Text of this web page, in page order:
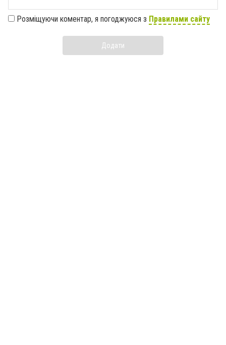
Розміщуючи коментар, я погоджуюся з Правилами сайту
Додати